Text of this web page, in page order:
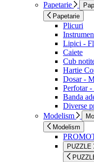
Papetarie
Papetarie
Plicuri
Lipici -
Caiete
Cub
Hartie
Dosar -
Perfotar -
Banda
Diverse
Modelism
Modelism
PUZZLE